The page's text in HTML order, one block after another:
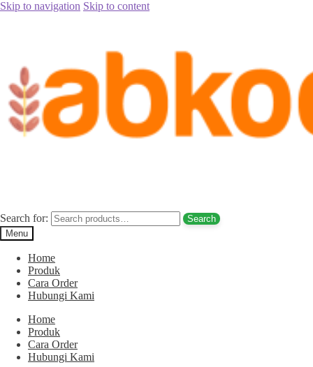
Skip to navigation Skip to content
Search for:
Search
Menu
Home
Produk
Cara Order
Hubungi Kami
Home
Produk
Cara Order
Hubungi Kami
Jual Kurma Tanpa Biji
Tanpa Biji Padang Lawas Hub. 085780148484
Posted onAugust 28, 2017 by Rina Rina
Jual Kurma Tunisia Tanpa Biji Padang
Lawas Hub. 085780148484